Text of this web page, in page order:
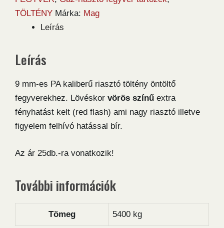
Stop
Blitz
25db-
riasztó
mennyiség
TÖLTÉNY Márka: Mag
Leírás
Leírás
9 mm-es PA kaliberű riasztó töltény öntöltő
fegyverekhez. Lövéskor vörös színű extra
fényhatást kelt (red flash) ami nagy riasztó illetve
figyelem felhívó hatással bír.
Az ár 25db.-ra vonatkozik!
További információk
Tömeg 5400 kg